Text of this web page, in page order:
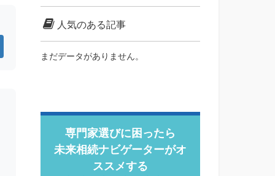
人気のある記事
まだデータがありません。
専門家選びに困ったら
未来相続ナビゲーターがオ
ススメする